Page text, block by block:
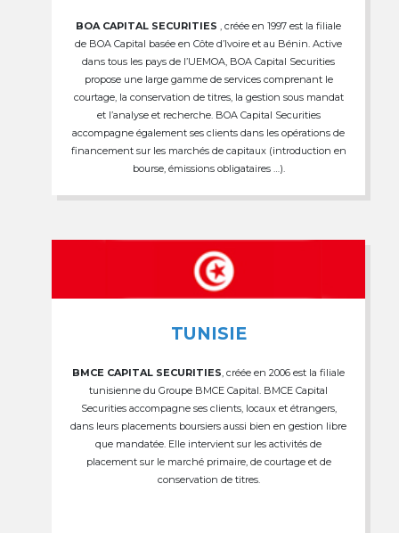
BOA CAPITAL SECURITIES , créée en 1997 est la filiale
de BOA Capital basée en Côte d’Ivoire et au Bénin. Active
dans tous les pays de l’UEMOA, BOA Capital Securities
propose une large gamme de services comprenant le
courtage, la conservation de titres, la gestion sous mandat
et l’analyse et recherche. BOA Capital Securities
accompagne également ses clients dans les opérations de
financement sur les marchés de capitaux (introduction en
bourse, émissions obligataires …).
TUNISIE
BMCE CAPITAL SECURITIES , créée en 2006 est la filiale
tunisienne du Groupe BMCE Capital. BMCE Capital
Securities accompagne ses clients, locaux et étrangers,
dans leurs placements boursiers aussi bien en gestion libre
que mandatée. Elle intervient sur les activités de
placement sur le marché primaire, de courtage et de
conservation de titres.